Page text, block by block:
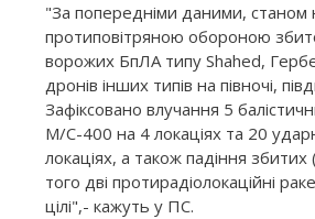
"За попередніми даними, станом
протиповітряною обороною
ворожих БпЛА типу Shahed,
дронів інших типів на півночі,
Зафіксовано влучання 5
М/С-400 на 4 локаціях та 20
локаціях, а також падіння збитих
того дві протирадіолокаційні
цілі",- кажуть у ПС.